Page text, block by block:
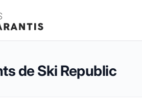
sur 10
(6 056 avis)
de Ski Republic